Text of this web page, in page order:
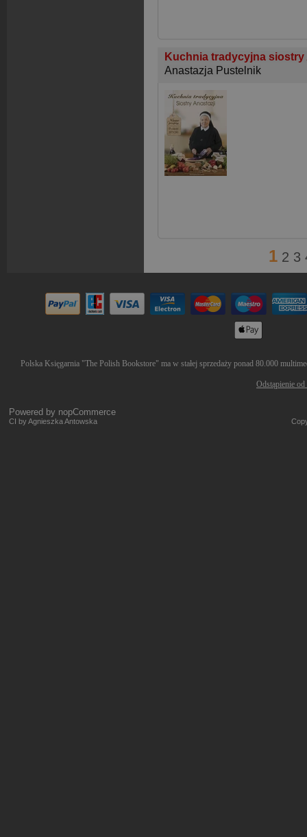
Kuchnia tradycyjna
Anastazja Pustelnik
1 2 3
Polska Księgarnia "The Polish Bookstore" ma w stałej sprzedaży ponad 80.000
Odstąpienie
Powered by nopCommerce
CI by Agnieszka Antowska